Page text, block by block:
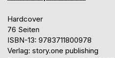
Hardcover
76 Seiten
ISBN-13: 9783711800978
Verlag: story.one publishing